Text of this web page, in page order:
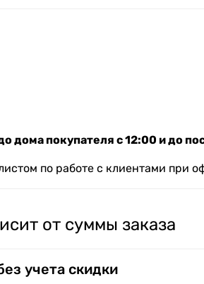
дома покупателя с 12:00 и до
по работе с клиентами при
от суммы заказа
учета скидки